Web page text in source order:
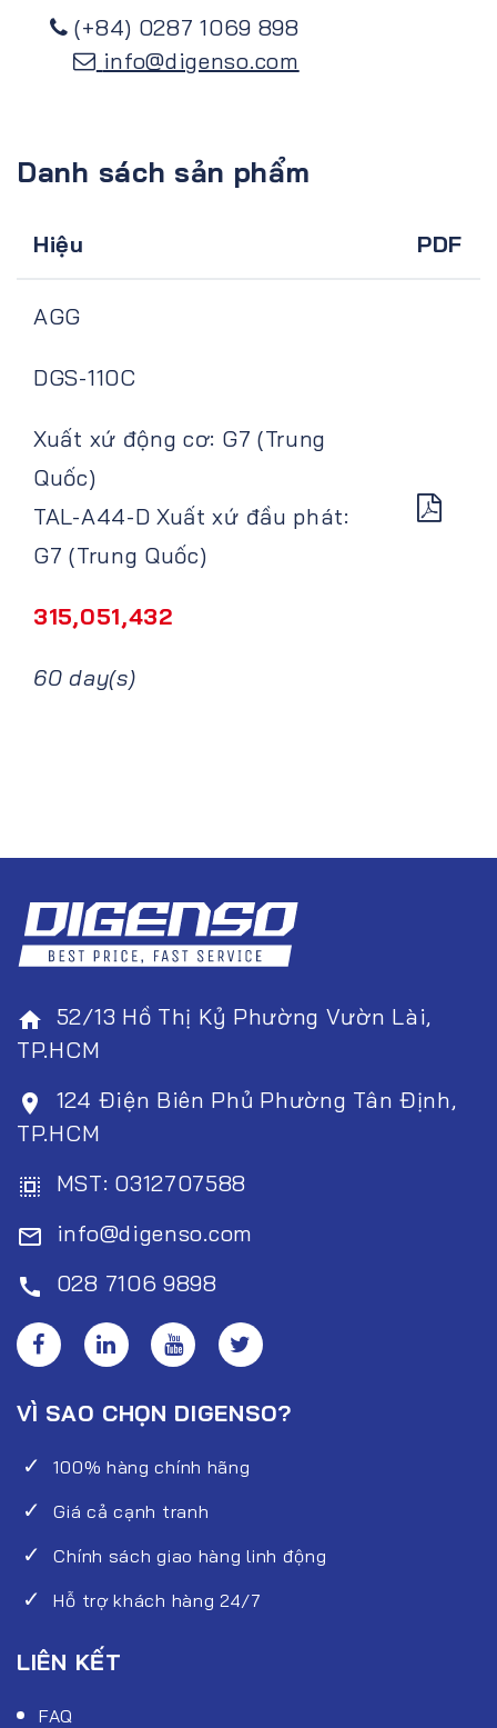
(+84) 0287 1069 898
info@digenso.com
Danh sách sản phẩm
Hiệu PDF
AGG
DGS-110C
Xuất xứ động cơ: G7 (Trung
Quốc)
TAL-A44-D Xuất xứ đầu phát:
G7 (Trung Quốc)
315,051,432
60 day(s)
home 52/13 Hồ Thị Kỷ Phường Vườn Lài,
TP.HCM
room
124 Điện Biên Phủ Phường Tân Định,
TP.HCM
select_all MST: 0312707588
mail_outline info@digenso.com
call 028 7106 9898
VÌ SAO CHỌN DIGENSO?
100% hàng chính hãng
Giá cả cạnh tranh
Chính sách giao hàng linh động
Hỗ trợ khách hàng 24/7
LIÊN KẾT
FAQ